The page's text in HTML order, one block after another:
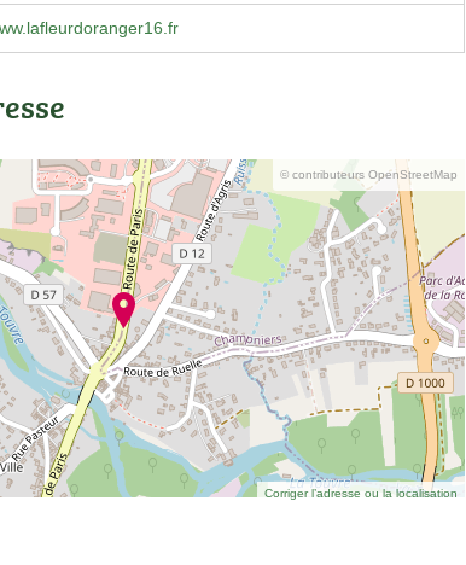
© contributeurs OpenStreetMap
Corriger l’adresse ou la localisation